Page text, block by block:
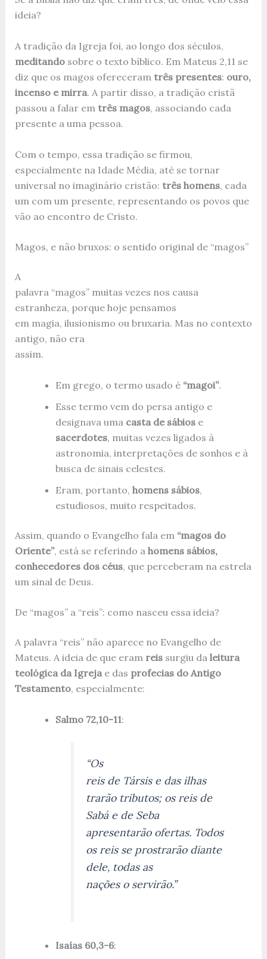
ideia?
A tradição da Igreja foi, ao longo dos séculos,
meditandosobre o texto bíblico. Em Mateus 2,11 se
diz que os magos ofereceram três presentes: ouro,
incenso e mirra. A partir disso, a tradição cristã
passou a falar em três magos, associando cada
presente a uma pessoa.
Com o tempo, essa tradição se firmou,
especialmente na Idade Média, até se tornar
universal no imaginário cristão: três homens, cada
um com um presente, representando os povos que
vão ao encontro de Cristo.
Magos, e não bruxos: o sentido original de “magos”
A
palavra “magos” muitas vezes nos causa
estranheza, porque hoje pensamos
em magia, ilusionismo ou bruxaria. Mas no contexto
antigo, não era
assim.
Em grego, o termo usado é “magoi”.
Esse termo vem do persa antigo e
designava uma casta de sábiose
sacerdotes, muitas vezes ligados à
astronomia, interpretações de sonhos e à
busca de sinais celestes.
Eram, portanto, homens sábios,
estudiosos, muito respeitados.
Assim, quando o Evangelho fala em “magos do
Oriente”, está se referindo a homens sábios,
conhecedores dos céus, que perceberam na estrela
um sinal de Deus.
De “magos” a “reis”: como nasceu essa ideia?
A palavra “reis” não aparece no Evangelho de
Mateus. A ideia de que eram reissurgiu da leitura
teológica da Igrejae das profecias do Antigo
Testamento, especialmente:
Salmo 72,10-11:
“Os
reis de Társis e das ilhas
trarão tributos; os reis de
Sabá e de Seba
apresentarão ofertas. Todos
os reis se prostrarão diante
dele, todas as
nações o servirão.”
Isaías 60,3-6: